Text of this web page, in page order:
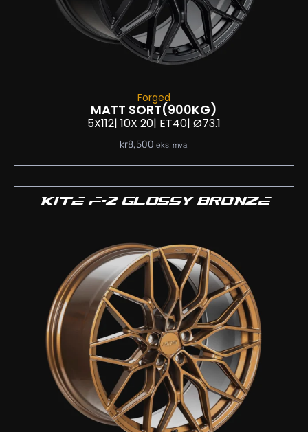
Forged
MATT SORT(900KG)
5X112| 10X 20| ET40| Ø73.1
kr8,500 eks. mva.
KITE F-2 GLOSSY BRONZE